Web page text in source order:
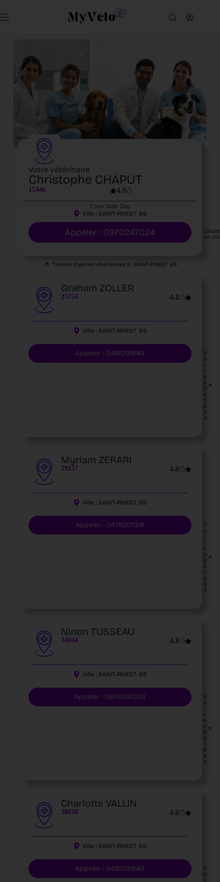
Votre vétérinaire
Christophe CHAPUT
15446 4.8/5
7 rue Jean Zay
Ville : SAINT-PRIEST 69
Appeler : 0970247024
un
Trouvez d'autres vétérianires à : SAINT-PRIEST 69
Graham ZOLLER
25754 4.8/5
Ville : SAINT-PRIEST 69
Appeler : 0481091840
V
o
i
r
e
n
d
é
t
a
il
s
Myriam ZERARI
29137 4.8/5
Ville : SAINT-PRIEST 69
Appeler : 0478207241
V
o
i
r
e
n
d
é
t
a
il
s
Ninon TUSSEAU
34044 4.8/5
Ville : SAINT-PRIEST 69
Appeler : 0970247024
V
o
i
r
e
n
d
é
t
a
il
s
Charlotte VALLIN
38638 4.8/5
Ville : SAINT-PRIEST 69
Appeler : 0481091840
V
o
i